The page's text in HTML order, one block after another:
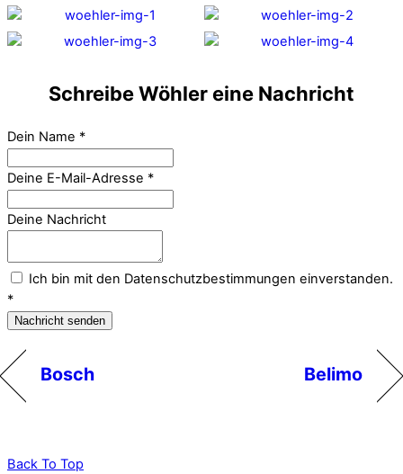
Schreibe Wöhler eine Nachricht
Dein Name *
Deine E-Mail-Adresse *
Deine Nachricht
Ich bin mit den Datenschutzbestimmungen einverstanden.
*
Nachricht senden
Bosch Belimo
Back To Top